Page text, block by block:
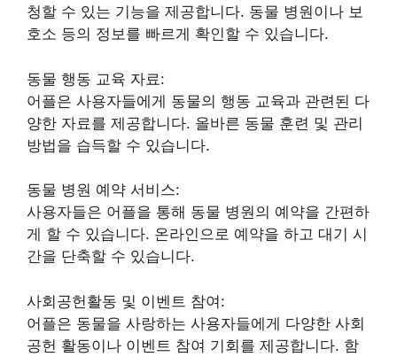
청할 수 있는 기능을 제공합니다. 동물 병원이나 보
호소 등의 정보를 빠르게 확인할 수 있습니다.
동물 행동 교육 자료:
어플은 사용자들에게 동물의 행동 교육과 관련된 다
양한 자료를 제공합니다. 올바른 동물 훈련 및 관리
방법을 습득할 수 있습니다.
동물 병원 예약 서비스:
사용자들은 어플을 통해 동물 병원의 예약을 간편하
게 할 수 있습니다. 온라인으로 예약을 하고 대기 시
간을 단축할 수 있습니다.
사회공헌활동 및 이벤트 참여:
어플은 동물을 사랑하는 사용자들에게 다양한 사회
공헌 활동이나 이벤트 참여 기회를 제공합니다. 함